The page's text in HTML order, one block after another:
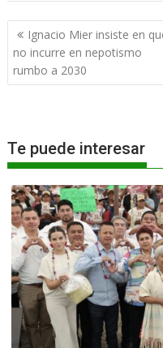
Navegación
de
entradas
Ignacio Mier insiste en
no incurre en nepotismo
rumbo a 2030
Te puede interesar